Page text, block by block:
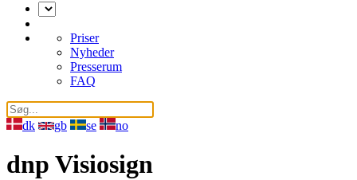
Vælg
Priser
Nyheder
Presserum
FAQ
dk gb se no
dnp Visiosign